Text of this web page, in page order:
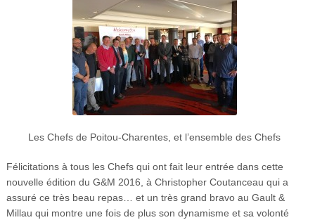
Les Chefs de Poitou-Charentes, et l’ensemble des Chefs
Félicitations à tous les Chefs qui ont fait leur entrée dans cette
nouvelle édition du G&M 2016, à Christopher Coutanceau qui a
assuré ce très beau repas… et un très grand bravo au Gault &
Millau qui montre une fois de plus son dynamisme et sa volonté